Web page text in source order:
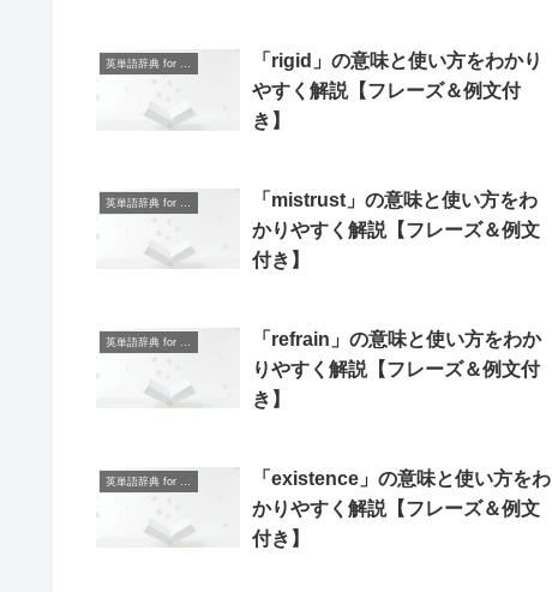
英単語辞典 for Beginners
「rigid」の意味と使い方をわかり
やすく解説【フレーズ＆例文付
き】
英単語辞典 for Beginners
「mistrust」の意味と使い方をわ
かりやすく解説【フレーズ＆例文
付き】
「refrain」の意味と使い方をわか
りやすく解説【フレーズ＆例文付
き】
「existence」の意味と使い方をわ
かりやすく解説【フレーズ＆例文
付き】